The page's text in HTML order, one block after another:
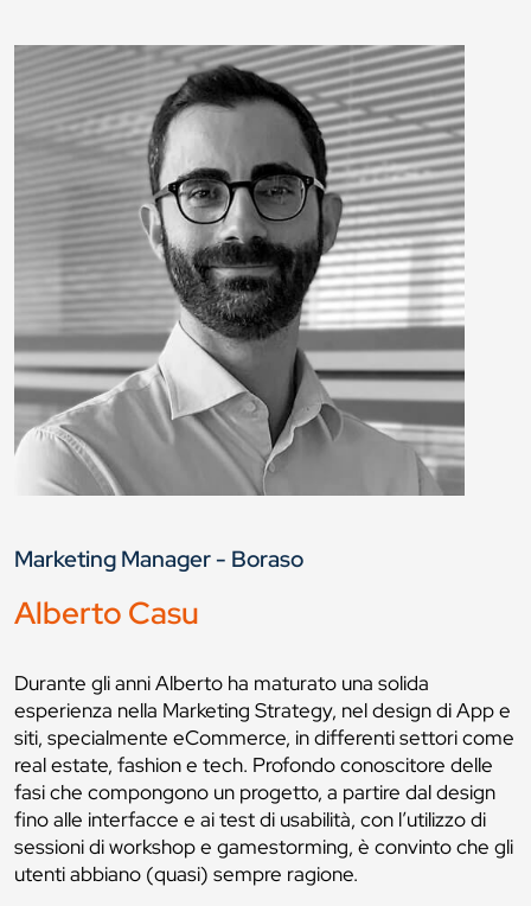
Marketing Manager - Boraso
Alberto Casu
Durante gli anni Alberto ha maturato una solida
esperienza nella Marketing Strategy, nel design di App e
siti, specialmente eCommerce, in differenti settori come
real estate, fashion e tech. Profondo conoscitore delle
fasi che compongono un progetto, a partire dal design
fino alle interfacce e ai test di usabilità, con l’utilizzo di
sessioni di workshop e gamestorming, è convinto che gli
utenti abbiano (quasi) sempre ragione.